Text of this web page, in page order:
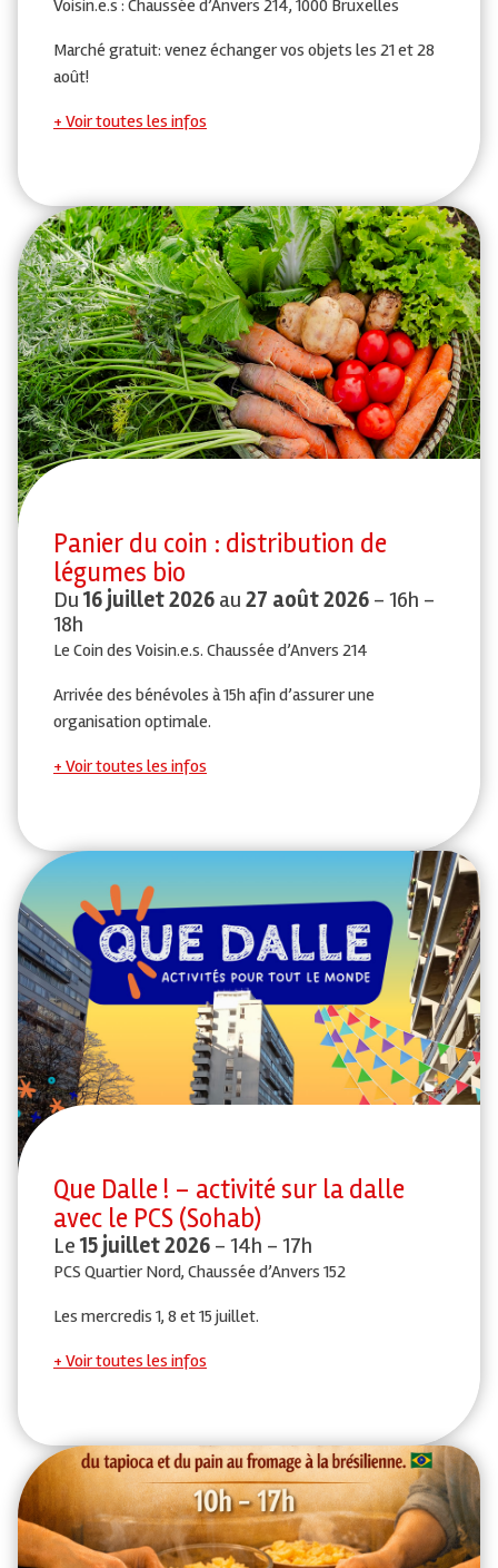
Voisin.e.s : Chaussée d’Anvers 214, 1000 Bruxelles
Marché gratuit: venez échanger vos objets les 21 et 28
août!
Voir toutes les infos
Panier du coin : distribution de
légumes bio
Du 16 juillet 2026 au 27 août 2026 - 16h -
18h
Le Coin des Voisin.e.s. Chaussée d’Anvers 214
Arrivée des bénévoles à 15h afin d’assurer une
organisation optimale.
Voir toutes les infos
Que Dalle ! – activité sur la dalle
avec le PCS (Sohab)
Le 15 juillet 2026 - 14h - 17h
PCS Quartier Nord, Chaussée d’Anvers 152
Les mercredis 1, 8 et 15 juillet.
Voir toutes les infos